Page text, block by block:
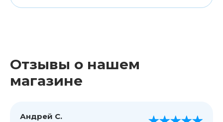
Отзывы о нашем
магазине
Андрей С.